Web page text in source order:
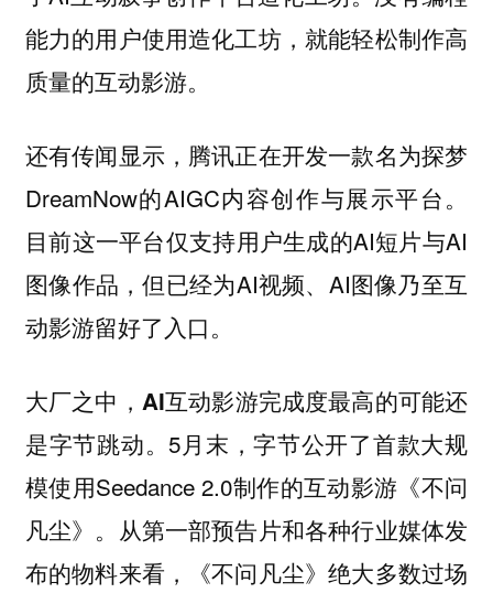
能力的用户使用造化工坊，就能轻松制作高
质量的互动影游。
还有传闻显示，腾讯正在开发一款名为探梦
DreamNow的AIGC内容创作与展示平台。
目前这一平台仅支持用户生成的AI短片与AI
图像作品，但已经为AI视频、AI图像乃至互
动影游留好了入口。
大厂之中 ，AI互动影游完成度最高的可能还
是字节跳动。5月末，字节公开了首款大规
模使用Seedance 2.0制作的互动影游《不问
凡尘》。从第一部预告片和各种行业媒体发
布的物料来看，《不问凡尘》绝大多数过场